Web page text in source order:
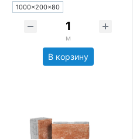
1000×200×80
м
В корзину